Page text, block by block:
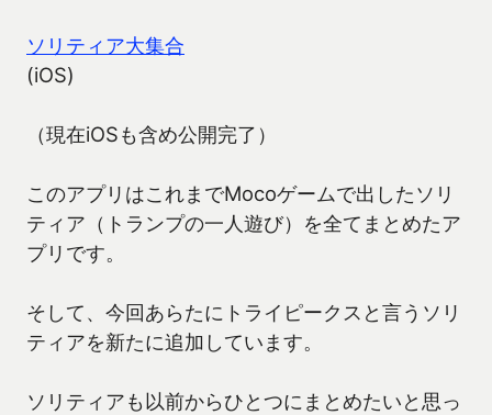
ソリティア大集合
(iOS)
（現在iOSも含め公開完了）
このアプリはこれまでMocoゲームで出したソリ
ティア（トランプの一人遊び）を全てまとめたア
プリです。
そして、今回あらたにトライピークスと言うソリ
ティアを新たに追加しています。
ソリティアも以前からひとつにまとめたいと思っ